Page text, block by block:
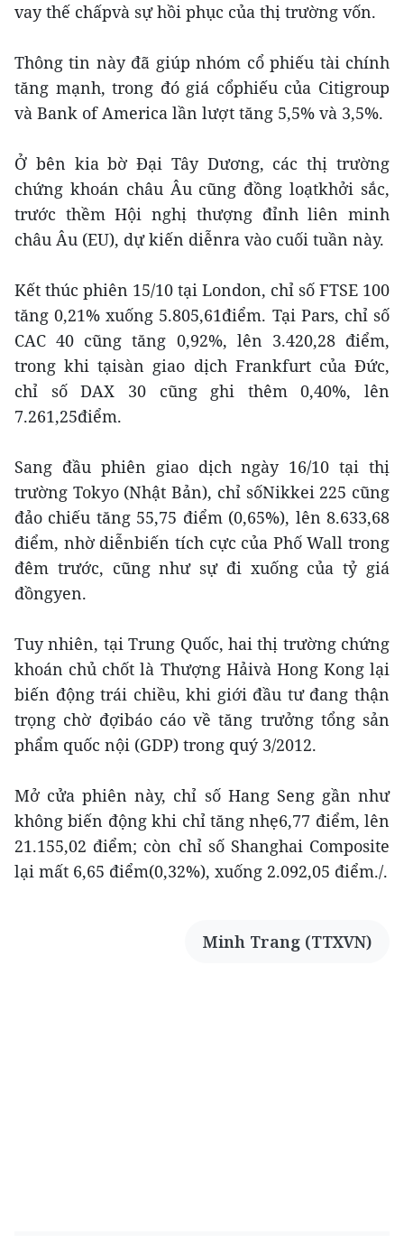
vay thế chấpvà sự hồi phục của thị trường vốn.
Thông tin này đã giúp nhóm cổ phiếu tài chính
tăng mạnh, trong đó giá cổphiếu của Citigroup
và Bank of America lần lượt tăng 5,5% và 3,5%.
Ở bên kia bờ Đại Tây Dương, các thị trường
chứng khoán châu Âu cũng đồng loạtkhởi sắc,
trước thềm Hội nghị thượng đỉnh liên minh
châu Âu (EU), dự kiến diễnra vào cuối tuần này.
Kết thúc phiên 15/10 tại London, chỉ số FTSE 100
tăng 0,21% xuống 5.805,61điểm. Tại Pars, chỉ số
CAC 40 cũng tăng 0,92%, lên 3.420,28 điểm,
trong khi tạisàn giao dịch Frankfurt của Đức,
chỉ số DAX 30 cũng ghi thêm 0,40%, lên
7.261,25điểm.
Sang đầu phiên giao dịch ngày 16/10 tại thị
trường Tokyo (Nhật Bản), chỉ sốNikkei 225 cũng
đảo chiếu tăng 55,75 điểm (0,65%), lên 8.633,68
điểm, nhờ diễnbiến tích cực của Phố Wall trong
đêm trước, cũng như sự đi xuống của tỷ giá
đồngyen.
Tuy nhiên, tại Trung Quốc, hai thị trường chứng
khoán chủ chốt là Thượng Hảivà Hong Kong lại
biến động trái chiều, khi giới đầu tư đang thận
trọng chờ đợibáo cáo về tăng trưởng tổng sản
phẩm quốc nội (GDP) trong quý 3/2012.
Mở cửa phiên này, chỉ số Hang Seng gần như
không biến động khi chỉ tăng nhẹ6,77 điểm, lên
21.155,02 điểm; còn chỉ số Shanghai Composite
lại mất 6,65 điểm(0,32%), xuống 2.092,05 điểm./.
Minh Trang (TTXVN)